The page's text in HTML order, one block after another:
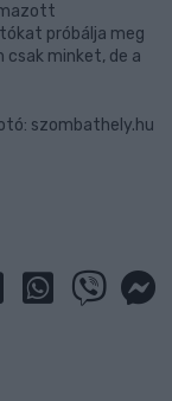
próbálja meg
minket, de a
szombathely.hu